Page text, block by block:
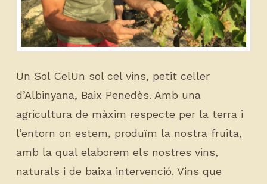
Un Sol CelUn sol cel vins, petit celler
d’Albinyana, Baix Penedès. Amb una
agricultura de màxim respecte per la terra i
l’entorn on estem, produïm la nostra fruita,
amb la qual elaborem els nostres vins,
naturals i de baixa intervenció. Vins que